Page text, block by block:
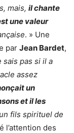
mais, il chante
une valeur
. » Une
par Jean Bardet,
sais pas si il a
assez
un
et il les
un fils spirituel de
l’attention des